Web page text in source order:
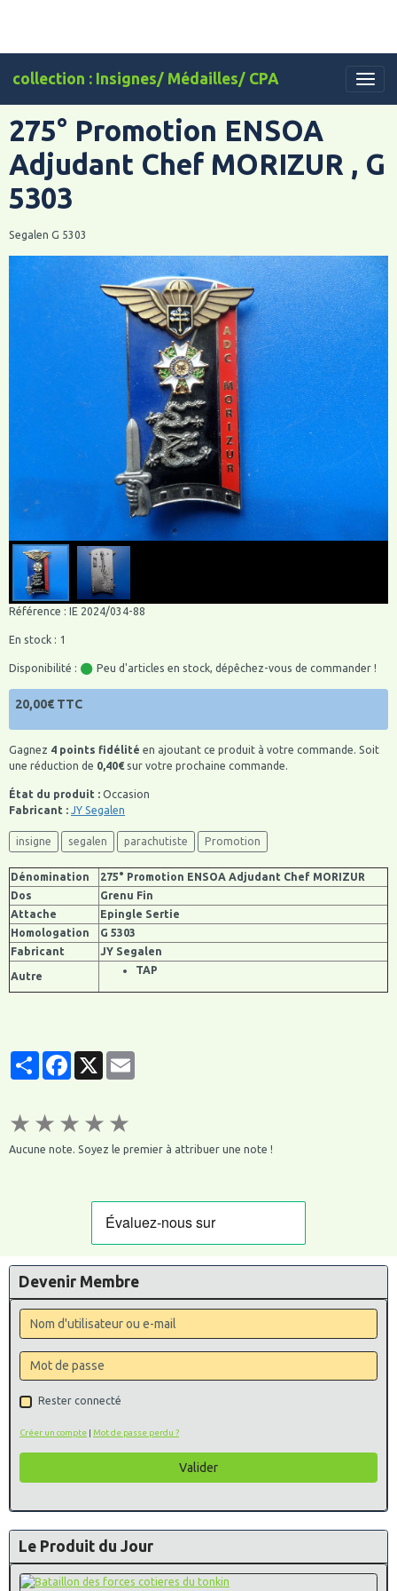
collection : Insignes/ Médailles/ CPA
275° Promotion ENSOA
Adjudant Chef MORIZUR , G
5303
Segalen G 5303
Référence : IE 2024/034-88
En stock : 1
Disponibilité : Peu d'articles en stock, dépêchez-vous de commander !
20,00€ TTC
Gagnez 4 points fidélité en ajoutant ce produit à votre commande. Soit
une réduction de 0,40€ sur votre prochaine commande.
État du produit : Occasion
Fabricant : JY Segalen
insigne segalen parachutiste Promotion
Dénomination
275° Promotion ENSOA Adjudant Chef MORIZUR
Dos
Grenu Fin
Attache
Epingle Sertie
Homologation
G 5303
Fabricant
JY Segalen
Autre
TAP
PartagerFacebook
★ ★ ★ ★ ★
Aucune note. Soyez le premier à attribuer une note !
Devenir Membre
Rester connecté
Créer un compte | Mot de passe perdu ?
Valider
Le Produit du Jour